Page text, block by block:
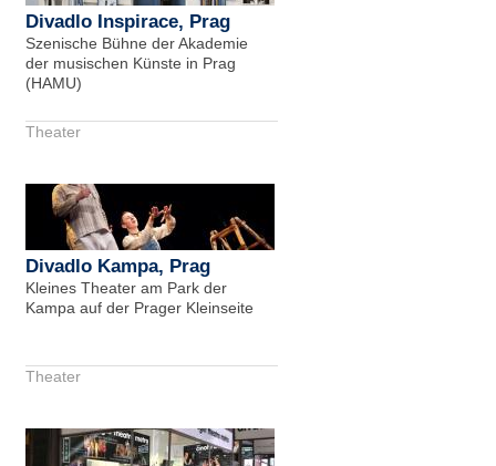
Divadlo Inspirace, Prag
Szenische Bühne der Akademie
der musischen Künste in Prag
(HAMU)
Theater
Divadlo Kampa, Prag
Kleines Theater am Park der
Kampa auf der Prager Kleinseite
Theater